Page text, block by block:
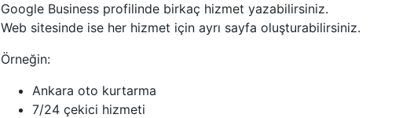
Google Business profilinde birkaç hizmet yazabilirsiniz.
Web sitesinde ise her hizmet için ayrı sayfa oluşturabilirsiniz.
Örneğin:
Ankara oto kurtarma
7/24 çekici hizmeti